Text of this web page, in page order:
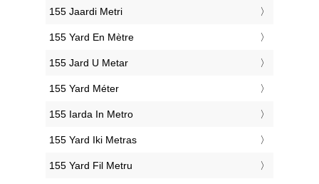
‎155 Jaardi Metri
‎155 Yard En Mètre
‎155 Jard U Metar
‎155 Yard Méter
‎155 Iarda In Metro
‎155 Yard Iki Metras
‎155 Yard Fil Metru